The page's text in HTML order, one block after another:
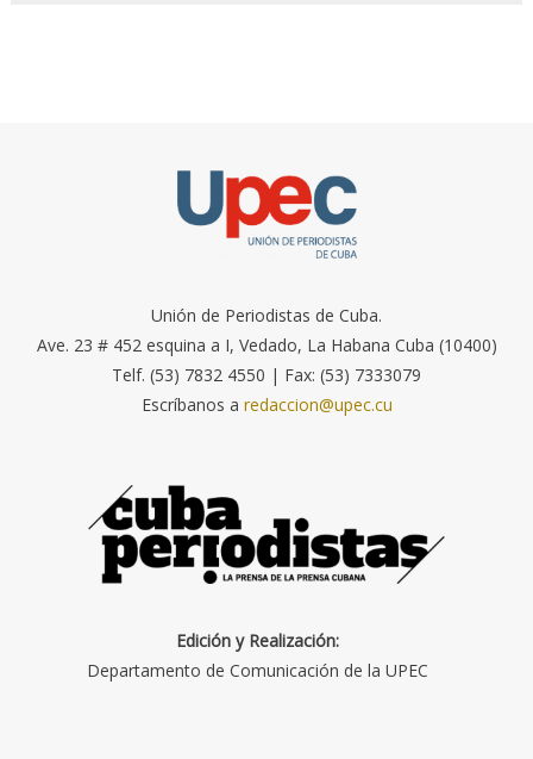
Unión de Periodistas de Cuba.
Ave. 23 # 452 esquina a I, Vedado, La Habana Cuba (10400)
Telf. (53) 7832 4550 | Fax: (53) 7333079
Escríbanos a redaccion@upec.cu
Edición y Realización:
Departamento de Comunicación de la UPEC